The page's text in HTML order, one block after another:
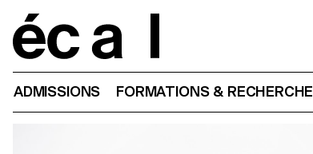
ADMISSIONS FORMATIONS & RECHERCHE